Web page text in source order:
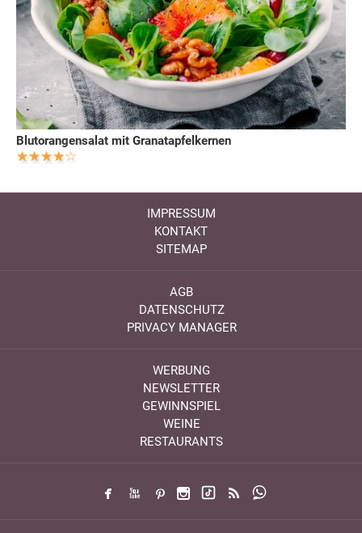
Blutorangensalat mit Granatapfelkernen
IMPRESSUM
KONTAKT
SITEMAP
AGB
DATENSCHUTZ
PRIVACY MANAGER
WERBUNG
NEWSLETTER
GEWINNSPIEL
WEINE
RESTAURANTS